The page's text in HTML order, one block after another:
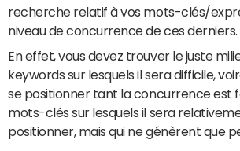
recherche relatif à vos mots-clés/
niveau de concurrence de ces derniers.
En effet, vous devez trouver le juste
keywords sur lesquels il sera difficile,
se positionner tant la concurrence est
mots-clés sur lesquels il sera
positionner, mais qui ne génèrent que